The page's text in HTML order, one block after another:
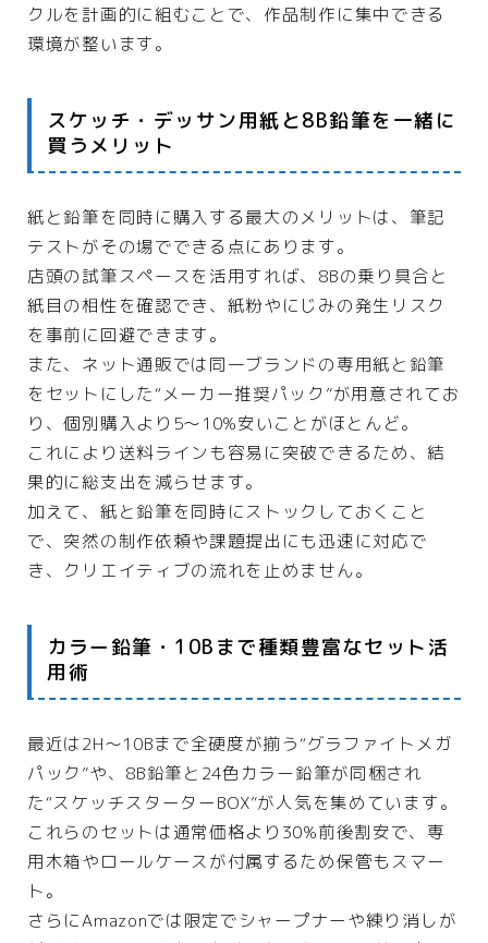
クルを計画的に組むことで、作品制作に集中できる
環境が整います。
スケッチ・デッサン用紙と8B鉛筆を一緒に
買うメリット
紙と鉛筆を同時に購入する最大のメリットは、筆記
テストがその場でできる点にあります。
店頭の試筆スペースを活用すれば、8Bの乗り具合と
紙目の相性を確認でき、紙粉やにじみの発生リスク
を事前に回避できます。
また、ネット通販では同一ブランドの専用紙と鉛筆
をセットにした“メーカー推奨パック”が用意されてお
り、個別購入より5〜10%安いことがほとんど。
これにより送料ラインも容易に突破できるため、結
果的に総支出を減らせます。
加えて、紙と鉛筆を同時にストックしておくこと
で、突然の制作依頼や課題提出にも迅速に対応で
き、クリエイティブの流れを止めません。
カラー鉛筆・10Bまで種類豊富なセット活
用術
最近は2H〜10Bまで全硬度が揃う“グラファイトメガ
パック”や、8B鉛筆と24色カラー鉛筆が同梱され
た“スケッチスターターBOX”が人気を集めています。
これらのセットは通常価格より30%前後割安で、専
用木箱やロールケースが付属するため保管もスマー
ト。
さらにAmazonでは限定でシャープナーや練り消しが